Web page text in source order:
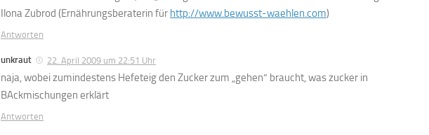
Ilona Zubrod (Ernährungsberaterin für http://www.bewusst-waehlen.com)
Antworten
unkraut 22. April 2009 um 22:51 Uhr
naja, wobei zumindestens Hefeteig den Zucker zum „gehen“ braucht, was zucker in
BAckmischungen erklärt
Antworten